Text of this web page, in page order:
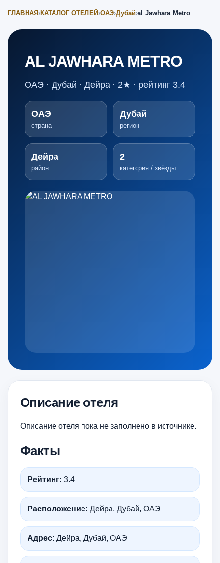
ГЛАВНАЯ ›КАТАЛОГ ОТЕЛЕЙ ›ОАЭ›Дубай›al Jawhara Metro
AL JAWHARA METRO
ОАЭ · Дубай · Дейра · 2★ · рейтинг 3.4
ОАЭ
страна
Дубай
регион
Дейра
район
2
категория / звёзды
Описание отеля
Описание отеля пока не заполнено в источнике.
Факты
Рейтинг: 3.4
Расположение: Дейра, Дубай, ОАЭ
Адрес: Дейра, Дубай, ОАЭ